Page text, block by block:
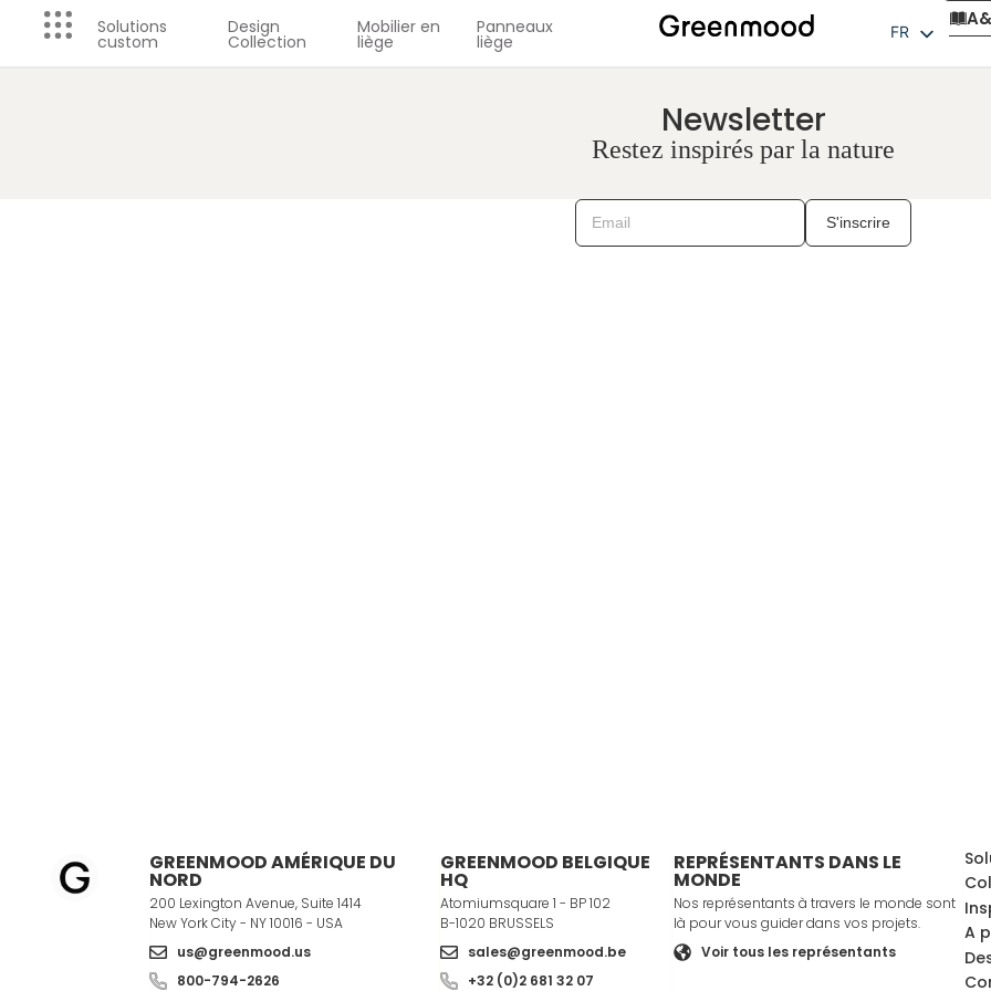
Solutions
custom
Design
Collection
Mobilier en
liège
Panneaux
liège
FR
Newsletter
Restez inspirés par la nature
GREENMOOD AMÉRIQUE DU
NORD
200 Lexington Avenue, Suite 1414
New York City - NY 10016 - USA
us@greenmood.us
800-794-2626
GREENMOOD BELGIQUE
HQ
Atomiumsquare 1 - BP 102
B-1020 BRUSSELS
sales@greenmood.be
+32 (0)2 681 32 07
REPRÉSENTANTS DANS LE
MONDE
Nos représentants à travers le monde sont
là pour vous guider dans vos projets.
Voir tous les représentants
A